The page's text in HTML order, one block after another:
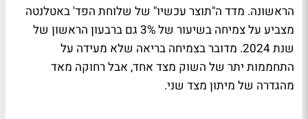
הראשונה. מדד ה"תוצר עכשיו" של שלוחת הפד' באטלנטה
מצביע על צמיחה בשיעור של 3% גם ברבעון הראשון של
שנת 2024. מדובר בצמיחה בריאה שלא מעידה על
התחממות יתר של השוק מצד אחד, אבל רחוקה מאד
מהגדרה של מיתון מצד שני.